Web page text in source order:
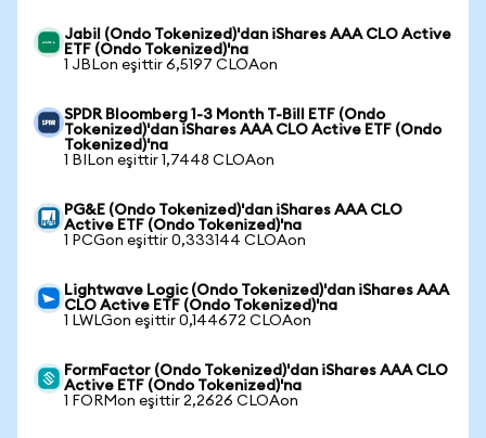
Jabil (Ondo Tokenized)'dan iShares AAA CLO Active
ETF (Ondo Tokenized)'na
1 JBLon eşittir 6,5197 CLOAon
SPDR Bloomberg 1-3 Month T-Bill ETF (Ondo
Tokenized)'dan iShares AAA CLO Active ETF (Ondo
Tokenized)'na
1 BILon eşittir 1,7448 CLOAon
PG&E (Ondo Tokenized)'dan iShares AAA CLO
Active ETF (Ondo Tokenized)'na
1 PCGon eşittir 0,333144 CLOAon
Lightwave Logic (Ondo Tokenized)'dan iShares AAA
CLO Active ETF (Ondo Tokenized)'na
1 LWLGon eşittir 0,144672 CLOAon
FormFactor (Ondo Tokenized)'dan iShares AAA CLO
Active ETF (Ondo Tokenized)'na
1 FORMon eşittir 2,2626 CLOAon